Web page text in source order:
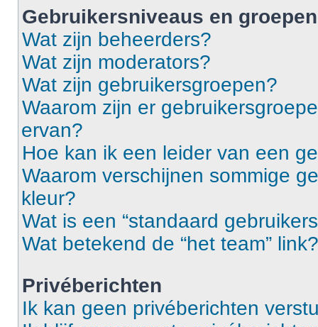
Gebruikersniveaus en groepen
Wat zijn beheerders?
Wat zijn moderators?
Wat zijn gebruikersgroepen?
Waarom zijn er
ervan?
Hoe kan ik een leider van een
Waarom verschijnen sommige
kleur?
Wat is een “standaard
Wat betekend de “het team” link?
Privéberichten
Ik kan geen privéberichten